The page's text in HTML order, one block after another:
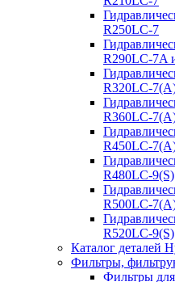
R250LC-7
R290LC-7A
R320LC-
R360LC-
R450LC-
R480LC-9(S)
R500LC-
R520LC-9(S)
Каталог деталей
Фильтры,
Фильтры для